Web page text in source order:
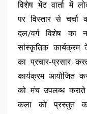
विशेष भेंट वार्ता में
पर विस्तार से
दल/वर्ग विशेष का
सांस्कृतिक
का प्रचार-प्रसार
कार्यक्रम आयोजित
को मंच उपलब्ध
कला को प्रस्तुत